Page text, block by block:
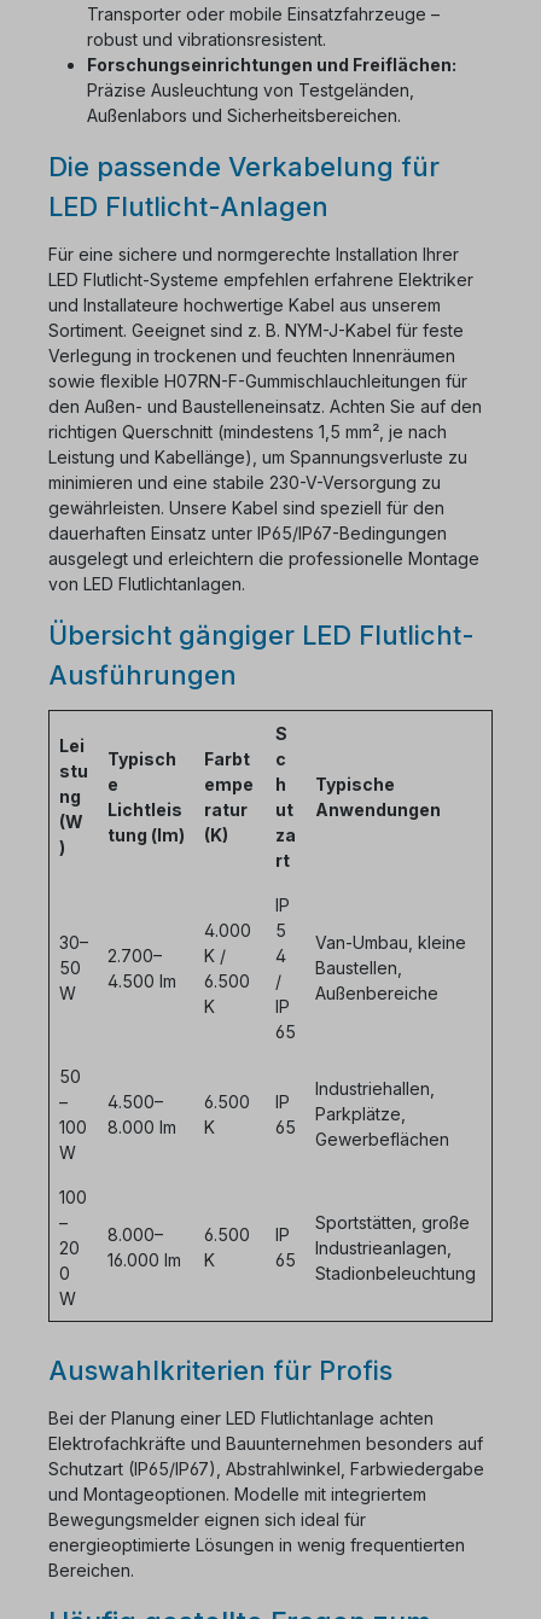
Transporter oder mobile Einsatzfahrzeuge –
robust und vibrationsresistent.
Forschungseinrichtungen und Freiflächen:
Präzise Ausleuchtung von Testgeländen,
Außenlabors und Sicherheitsbereichen.
Die passende Verkabelung für
LED Flutlicht-Anlagen
Für eine sichere und normgerechte Installation Ihrer
LED Flutlicht-Systeme empfehlen erfahrene Elektriker
und Installateure hochwertige Kabel aus unserem
Sortiment. Geeignet sind z. B. NYM-J-Kabel für feste
Verlegung in trockenen und feuchten Innenräumen
sowie flexible H07RN-F-Gummischlauchleitungen für
den Außen- und Baustelleneinsatz. Achten Sie auf den
richtigen Querschnitt (mindestens 1,5 mm², je nach
Leistung und Kabellänge), um Spannungsverluste zu
minimieren und eine stabile 230-V-Versorgung zu
gewährleisten. Unsere Kabel sind speziell für den
dauerhaften Einsatz unter IP65/IP67-Bedingungen
ausgelegt und erleichtern die professionelle Montage
von LED Flutlichtanlagen.
Übersicht gängiger LED Flutlicht-
Ausführungen
Lei
stu
ng
(W
)
Typisch
e
Lichtleis
tung (lm)
Farbt
empe
ratur
(K)
S
c
h
ut
za
rt
Typische
Anwendungen
30–
50
W
2.700–
4.500 lm
4.000
K /
6.500
K
IP
5
4
/
IP
65
Van-Umbau, kleine
Baustellen,
Außenbereiche
50
–
100
W
4.500–
8.000 lm
6.500
K
IP
65
Industriehallen,
Parkplätze,
Gewerbeflächen
100
–
20
0
W
8.000–
16.000 lm
6.500
K
IP
65
Sportstätten, große
Industrieanlagen,
Stadionbeleuchtung
Auswahlkriterien für Profis
Bei der Planung einer LED Flutlichtanlage achten
Elektrofachkräfte und Bauunternehmen besonders auf
Schutzart (IP65/IP67), Abstrahlwinkel, Farbwiedergabe
und Montageoptionen. Modelle mit integriertem
Bewegungsmelder eignen sich ideal für
energieoptimierte Lösungen in wenig frequentierten
Bereichen.